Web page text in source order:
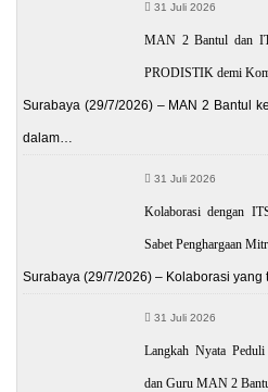
31 Juli 2026
MAN 2 Bantul dan
PRODISTIK demi
Surabaya (29/7/2026) – MAN 2 Bantul
dalam…
31 Juli 2026
Kolaborasi dengan
Sabet Penghargaan
Surabaya (29/7/2026) – Kolaborasi
31 Juli 2026
Langkah Nyata
dan Guru MAN 2